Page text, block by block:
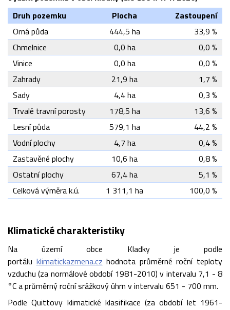
Druh pozemku
Plocha
Zastoupení
Orná půda
444,5 ha
33,9 %
Chmelnice
0,0 ha
0,0 %
Vinice
0,0 ha
0,0 %
Zahrady
21,9 ha
1,7 %
Sady
4,4 ha
0,3 %
Trvalé travní porosty
178,5 ha
13,6 %
Lesní půda
579,1 ha
44,2 %
Vodní plochy
4,7 ha
0,4 %
Zastavěné plochy
10,6 ha
0,8 %
Ostatní plochy
67,4 ha
5,1 %
Celková výměra k.ú.
1 311,1 ha 100,0 %
Klimatické charakteristiky
Na území obce Kladky je podle
portálu klimatickazmena.cz hodnota průměrné roční teploty
vzduchu (za normálové období 1981-2010) v intervalu 7,1 - 8
°C a průměrný roční srážkový úhrn v intervalu 651 - 700 mm.
Podle Quittovy klimatické klasifikace (za období let 1961-